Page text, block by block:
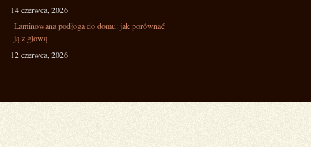
14 czerwca, 2026
Laminowana podłoga do domu: jak porównać
ją z głową
12 czerwca, 2026